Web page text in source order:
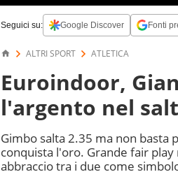
Seguici su: Google Discover Fonti
ALTRI SPORT ATLETICA
Euroindoor,
l'argento nel
Gimbo salta 2.35 ma non basta
conquista l'oro. Grande fair
abbraccio tra i due come